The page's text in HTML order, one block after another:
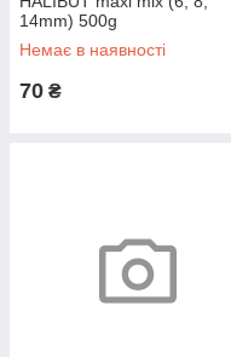
14mm) 500g
Немає в наявності
70 ₴